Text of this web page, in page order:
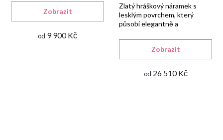
od 9 900 Kč
Zobrazit
od 26 510 Kč
Zobrazit
Zlatý hráškový náramek s
lesklým povrchem, který
působí elegantně a